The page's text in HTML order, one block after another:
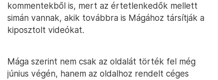
kommentekből is, mert az értetlenkedők mellett
simán vannak, akik továbbra is Mágához társítják a
kiposztolt videókat.
Mága szerint nem csak az oldalát törték fel még
június végén, hanem az oldalhoz rendelt céges